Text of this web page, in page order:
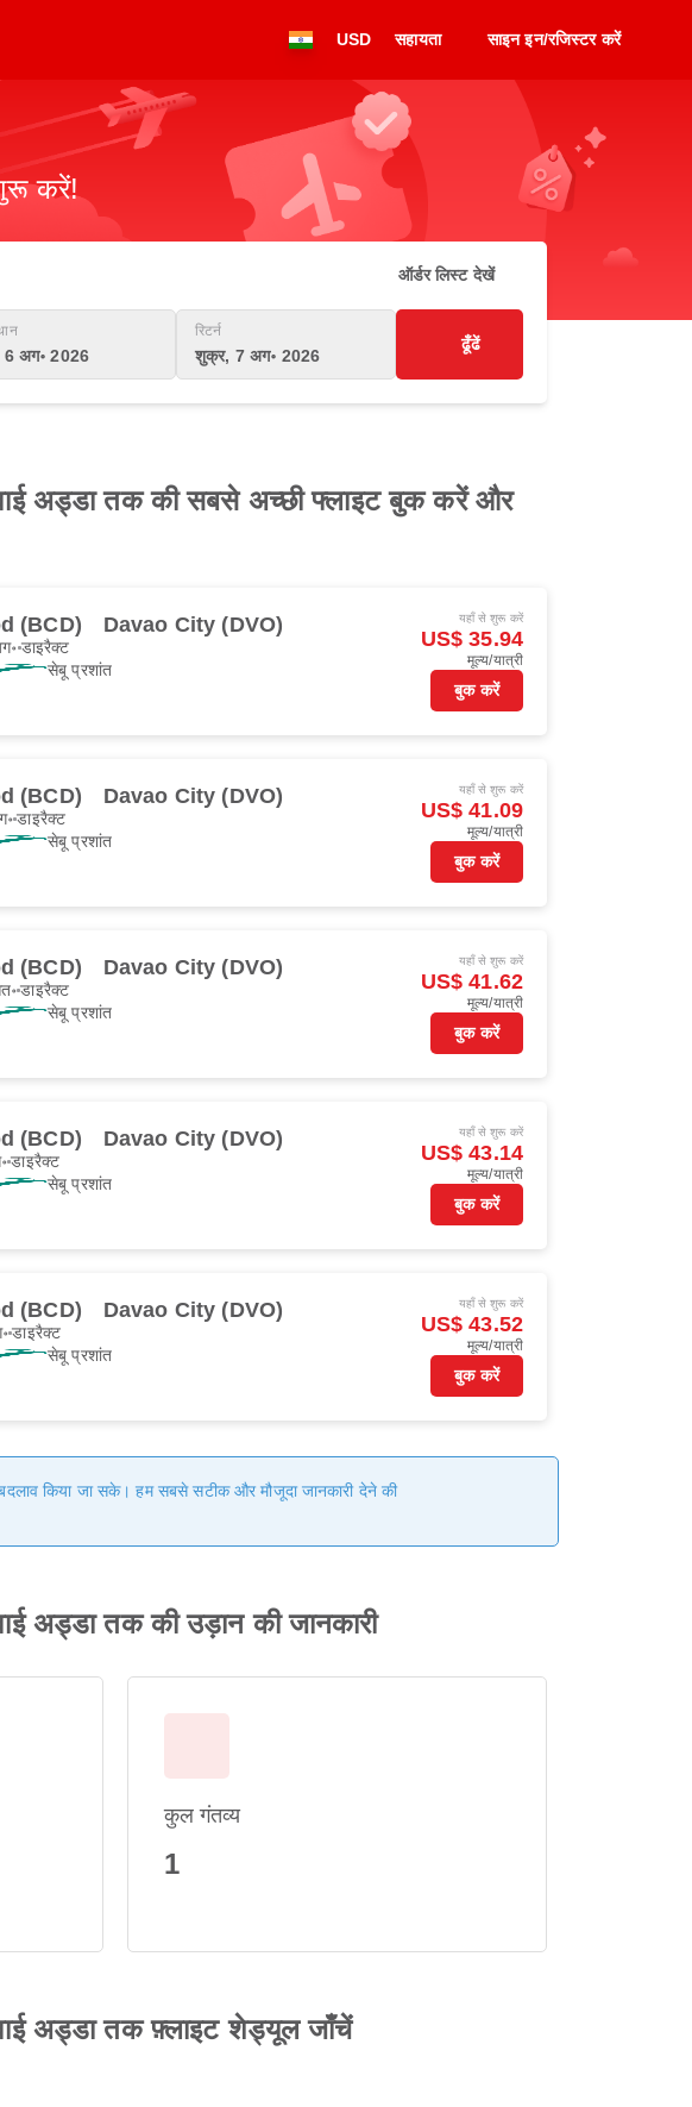
USD सहायता साइन इन/रजिस्टर करें
करें!
ऑर्डर लिस्ट देखें
6 अग॰ 2026
रिटर्न
शुक्र, 7 अग॰ 2026
ढूँढें
हवाई अड्डा तक की सबसे अच्छी फ्लाइट बुक करें और
(BCD) Davao City (DVO)
डाइरैक्ट
सेबू प्रशांत
यहाँ से शुरू करें
US$ 35.94
मूल्य/यात्री
बुक करें
(BCD) Davao City (DVO)
डाइरैक्ट
सेबू प्रशांत
यहाँ से शुरू करें
US$ 41.09
मूल्य/यात्री
बुक करें
(BCD) Davao City (DVO)
डाइरैक्ट
सेबू प्रशांत
यहाँ से शुरू करें
US$ 41.62
मूल्य/यात्री
बुक करें
(BCD) Davao City (DVO)
डाइरैक्ट
सेबू प्रशांत
यहाँ से शुरू करें
US$ 43.14
मूल्य/यात्री
बुक करें
(BCD) Davao City (DVO)
डाइरैक्ट
सेबू प्रशांत
यहाँ से शुरू करें
US$ 43.52
मूल्य/यात्री
बुक करें
किया जा सके। हम सबसे सटीक और मौजूदा जानकारी देने की
अड्डा तक की उड़ान की जानकारी
कुल गंतव्य
1
अड्डा तक फ़्लाइट शेड्यूल जाँचें